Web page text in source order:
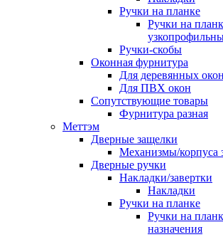
Ручки на планке
Ручки на
Ручки-скобы
Оконная фурнитура
Для деревянных окон
Для ПВХ окон
Сопутствующие товары
Фурнитура разная
Меттэм
Дверные защелки
Механизмы/корпуса
Дверные ручки
Накладки/завертки
Накладки
Ручки на планке
Ручки на
назначения